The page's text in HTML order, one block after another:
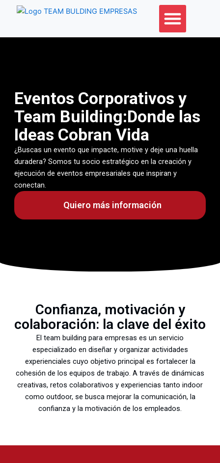
Eventos Corporativos y
Team Building:Donde las
Ideas Cobran Vida
¿Buscas un evento que impacte, motive y deje una huella
duradera? Somos tu socio estratégico en la creación y
ejecución de eventos empresariales que inspiran y
conectan.
Quiero más información
Confianza, motivación y
colaboración: la clave del éxito
El team building para empresas es un servicio
especializado en diseñar y organizar actividades
experienciales cuyo objetivo principal es fortalecer la
cohesión de los equipos de trabajo. A través de dinámicas
creativas, retos colaborativos y experiencias tanto indoor
como outdoor, se busca mejorar la comunicación, la
confianza y la motivación de los empleados.